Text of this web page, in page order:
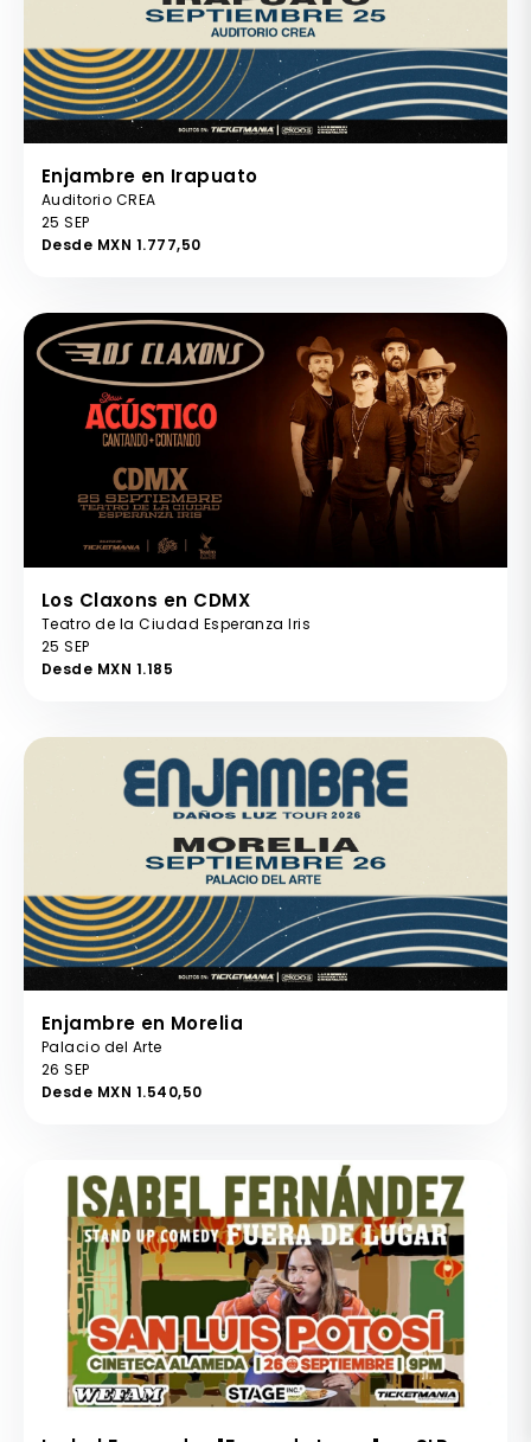
Enjambre en Irapuato
Auditorio CREA
25 SEP
Desde MXN 1.777,50
Los Claxons en CDMX
Teatro de la Ciudad Esperanza Iris
25 SEP
Desde MXN 1.185
Enjambre en Morelia
Palacio del Arte
26 SEP
Desde MXN 1.540,50